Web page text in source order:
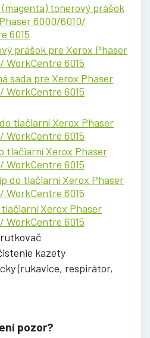
tonerový prášok
6000/6010/
6015
prášok pre Xerox Phaser
WorkCentre 6015
sada pre Xerox Phaser
WorkCentre 6015
tlačiarní Xerox Phaser
WorkCentre 6015
tlačiarní Xerox Phaser
WorkCentre 6015
do tlačiarní Xerox Phaser
WorkCentre 6015
Xerox Phaser
WorkCentre 6015
kazety
(rukavice, respirátor,
pozor?